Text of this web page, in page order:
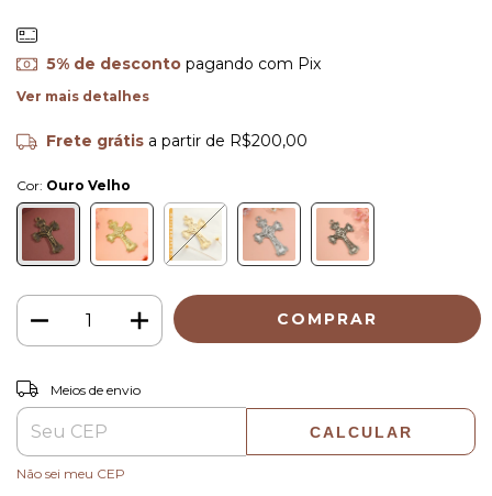
5% de descontopagando com Pix
Ver mais detalhes
Frete grátis a partir de R$200,00
Cor: Ouro Velho
Entregas para o CEP:
Meios de envio
CALCULAR
Não sei meu CEP